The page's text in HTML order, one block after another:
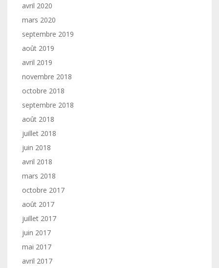
avril 2020
mars 2020
septembre 2019
août 2019
avril 2019
novembre 2018
octobre 2018
septembre 2018
août 2018
juillet 2018
juin 2018
avril 2018
mars 2018
octobre 2017
août 2017
juillet 2017
juin 2017
mai 2017
avril 2017